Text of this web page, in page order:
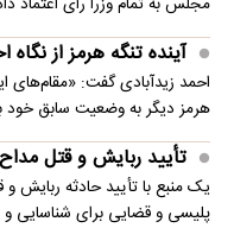
آینده تنگه هرمز از
احمد زیدآبادی گفت: «مقام‌های
هرمز دیگر به وضعیت سابق خود
تأیید ربایش و قتل
یک منبع با تأیید حادثه ربایش
پلیسی و قضایی برای شناسایی